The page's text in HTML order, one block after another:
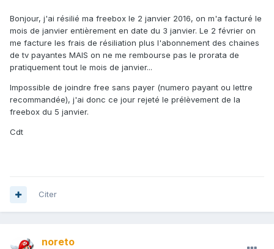
Bonjour, j'ai résilié ma freebox le 2 janvier 2016, on m'a facturé le
mois de janvier entièrement en date du 3 janvier. Le 2 février on
me facture les frais de résiliation plus l'abonnement des chaines
de tv payantes MAIS on ne me rembourse pas le prorata de
pratiquement tout le mois de janvier...
Impossible de joindre free sans payer (numero payant ou lettre
recommandée), j'ai donc ce jour rejeté le prélèvement de la
freebox du 5 janvier.
Cdt
Citer
noreto